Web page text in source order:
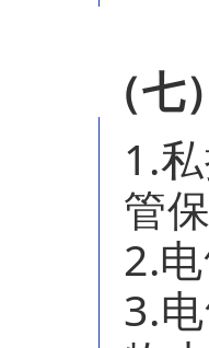
（
1.
管保
2.
3.